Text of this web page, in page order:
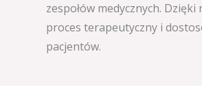
zespołów medycznych.
proces terapeutyczny i
pacjentów.